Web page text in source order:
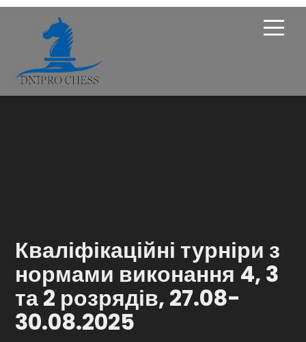
Галерея
Контакти
Кваліфікаційні турніри з
нормами виконання 4, 3
та 2 розрядів, 27.08-
30.08.2025